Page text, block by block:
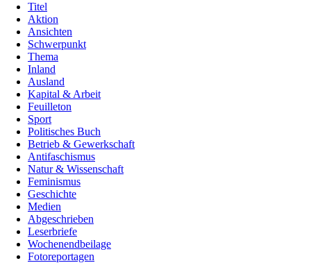
Titel
Aktion
Ansichten
Schwerpunkt
Thema
Inland
Ausland
Kapital & Arbeit
Feuilleton
Sport
Politisches Buch
Betrieb & Gewerkschaft
Antifaschismus
Natur & Wissenschaft
Feminismus
Geschichte
Medien
Abgeschrieben
Leserbriefe
Wochenendbeilage
Fotoreportagen